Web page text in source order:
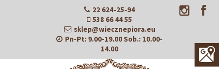
22 624-25-94
538 66 44 55
sklep@wiecznepiora.eu
Pn-Pt: 9.00-19.00Sob.: 10.00-
14.00